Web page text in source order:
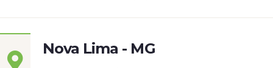
Nova Lima - MG